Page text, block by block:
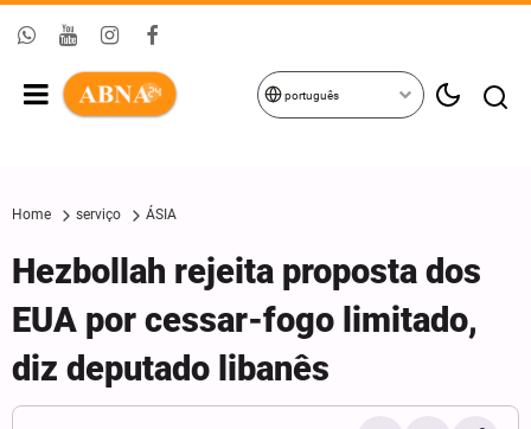
português
Home serviço ÁSIA
Hezbollah rejeita proposta dos
EUA por cessar-fogo limitado,
diz deputado libanês